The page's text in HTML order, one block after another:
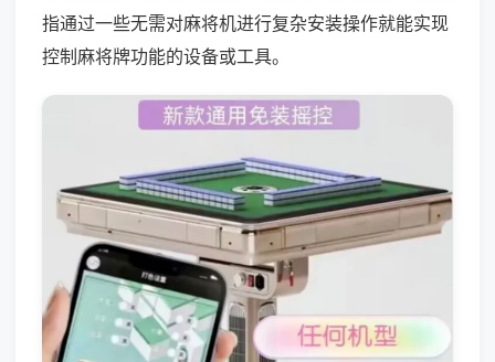
指通过一些无需对麻将机进行复杂安装操作就能实现
控制麻将牌功能的设备或工具。